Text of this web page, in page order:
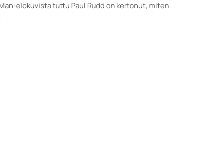
elokuvista tuttu Paul Rudd on kertonut, miten